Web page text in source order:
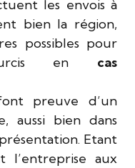
les envois à
bien la région,
possibles pour
en cas
preuve d’un
aussi bien dans
Etant
l’entreprise aux